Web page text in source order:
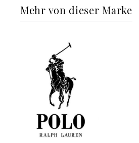
Mehr von dieser Marke